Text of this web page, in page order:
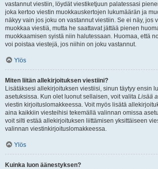
vastannut viestiin, löydät viestiketjuun palatessasi
joka kertoo viestin muokkauskertojen lukumäärän ja
näkyy vain jos joku on vastannut viestiin. Se ei näy, jos
muokkaa viestiä, mutta he saattavat jättää pienen
muokkaamisen syistä niin halutessaan. Huomaa, että
voi poistaa viestejä, jos niihin on joku vastannut.
Ylös
Miten liitän allekirjoituksen viestiini?
Lisätäksesi allekirjoituksen viestiisi, sinun täytyy ensin
asetuksissa. Kun olet luonut sellaisen, voit valita Lisää
viestin kirjoituslomakkeessa. Voit myös lisätä
aina kaikkiin viesteihisi tekemällä valinnan omissa
voit silti estää allekirjoituksen liittämisen yksittäiseen
valinnan viestinkirjoituslomakkeessa.
Ylös
Kuinka luon äänestyksen?